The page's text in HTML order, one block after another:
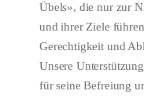
Übels», die nur zur
und ihrer Ziele
Gerechtigkeit und
Unsere
für seine Befreiung